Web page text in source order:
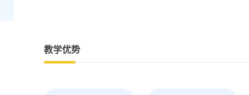
教学优势